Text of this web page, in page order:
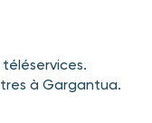
à Gargantua.